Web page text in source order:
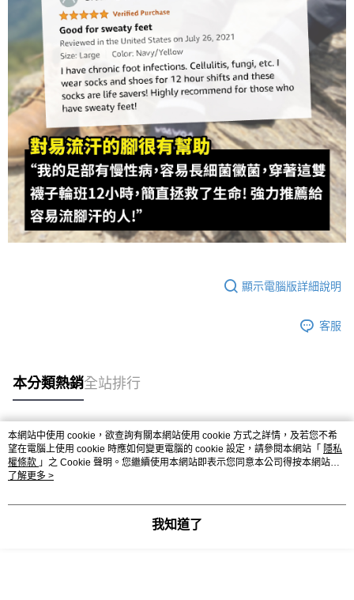
顯示電腦版詳細說明
客服
本分類熱銷全站排行
熱門標籤
本網站中使用 cookie，欲查詢有關本網站使用 cookie 方式之詳情，及若您不希
望在電腦上使用 cookie 時應如何變更電腦的 cookie 設定，請參閱本網站「 隱私
權條款 」之 Cookie 聲明。您繼續使用本網站即表示您同意本公司得按本網站使
用條款之 Cookie 聲明使用 cookie。
了解更多 >
我知道了